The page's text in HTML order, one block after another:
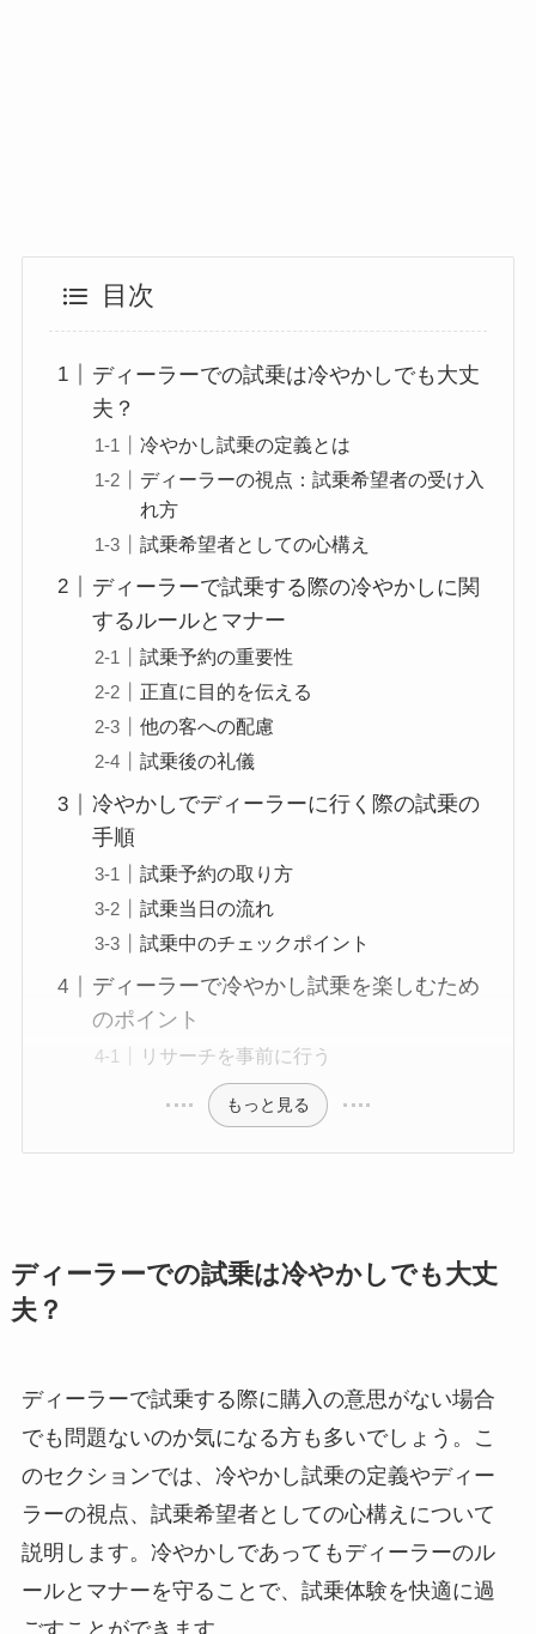
目次
ディーラーでの試乗は冷やかしでも大丈
夫？
冷やかし試乗の定義とは
ディーラーの視点：試乗希望者の受け入
れ方
試乗希望者としての心構え
ディーラーで試乗する際の冷やかしに関
するルールとマナー
試乗予約の重要性
正直に目的を伝える
他の客への配慮
試乗後の礼儀
冷やかしでディーラーに行く際の試乗の
手順
試乗予約の取り方
試乗当日の流れ
試乗中のチェックポイント
ディーラーで冷やかし試乗を楽しむため
のポイント
リサーチを事前に行う
もっと見る
ディーラーでの試乗は冷やかしでも大丈
夫？
ディーラーで試乗する際に購入の意思がない場合
でも問題ないのか気になる方も多いでしょう。こ
のセクションでは、冷やかし試乗の定義やディー
ラーの視点、試乗希望者としての心構えについて
説明します。冷やかしであってもディーラーのル
ールとマナーを守ることで、試乗体験を快適に過